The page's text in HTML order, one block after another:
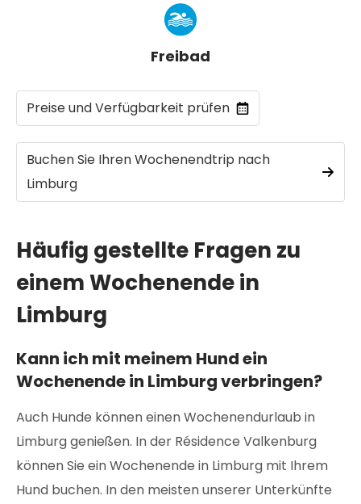
Freibad
Preise und Verfügbarkeit prüfen
Buchen Sie Ihren Wochenendtrip nach
Limburg
Häufig gestellte Fragen zu
einem Wochenende in
Limburg
Kann ich mit meinem Hund ein
Wochenende in Limburg verbringen?
Auch Hunde können einen Wochenendurlaub in
Limburg genießen. In der Résidence Valkenburg
können Sie ein Wochenende in Limburg mit Ihrem
Hund buchen. In den meisten unserer Unterkünfte